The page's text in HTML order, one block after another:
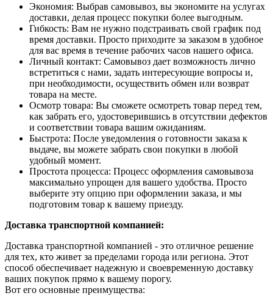
Экономия: Выбрав самовывоз, вы экономите на услугах
доставки, делая процесс покупки более выгодным.
Гибкость: Вам не нужно подстраивать свой график под
время доставки. Просто приходите за заказом в удобное
для вас время в течение рабочих часов нашего офиса.
Личный контакт: Самовывоз дает возможность лично
встретиться с нами, задать интересующие вопросы и,
при необходимости, осуществить обмен или возврат
товара на месте.
Осмотр товара: Вы сможете осмотреть товар перед тем,
как забрать его, удостоверившись в отсутствии дефектов
и соответствии товара вашим ожиданиям.
Быстрота: После уведомления о готовности заказа к
выдаче, вы можете забрать свои покупки в любой
удобный момент.
Простота процесса: Процесс оформления самовывоза
максимально упрощен для вашего удобства. Просто
выберите эту опцию при оформлении заказа, и мы
подготовим товар к вашему приезду.
Доставка транспортной компанией:
Доставка транспортной компанией - это отличное решение
для тех, кто живет за пределами города или региона. Этот
способ обеспечивает надежную и своевременную доставку
ваших покупок прямо к вашему порогу.
Вот его основные преимущества: